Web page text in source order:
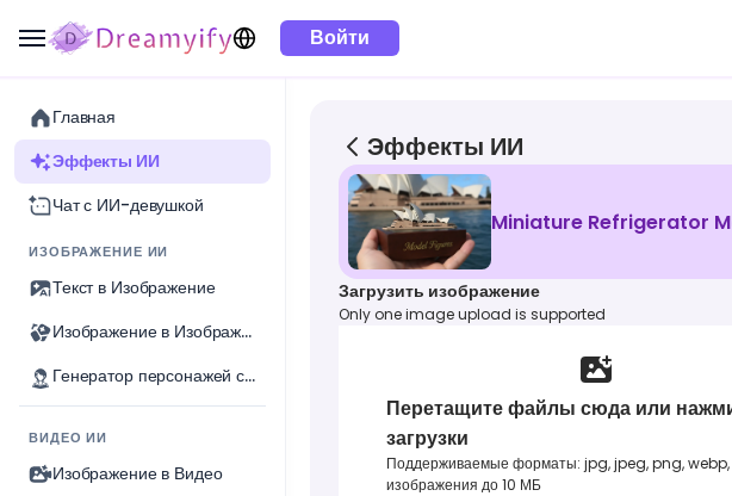
Войти
Главная
Эффекты ИИ
Чат с ИИ-девушкой
ИЗОБРАЖЕНИЕ ИИ
Текст в Изображение
Изображение в Изображение
Генератор персонажей с ИИ
ВИДЕО ИИ
Изображение в Видео
Эффекты ИИ
Miniature Refrigerator
Загрузить изображение
Only one image upload is supported
Перетащите файлы сюда или
загрузки
Поддерживаемые форматы: jpg, jpeg, png, webp,
изображения до 10 МБ